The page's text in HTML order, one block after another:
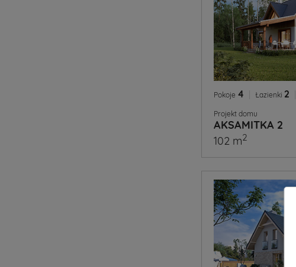
Pokoje 4 Łazienki 2
Projekt domu
AKSAMITKA 2
102 m2